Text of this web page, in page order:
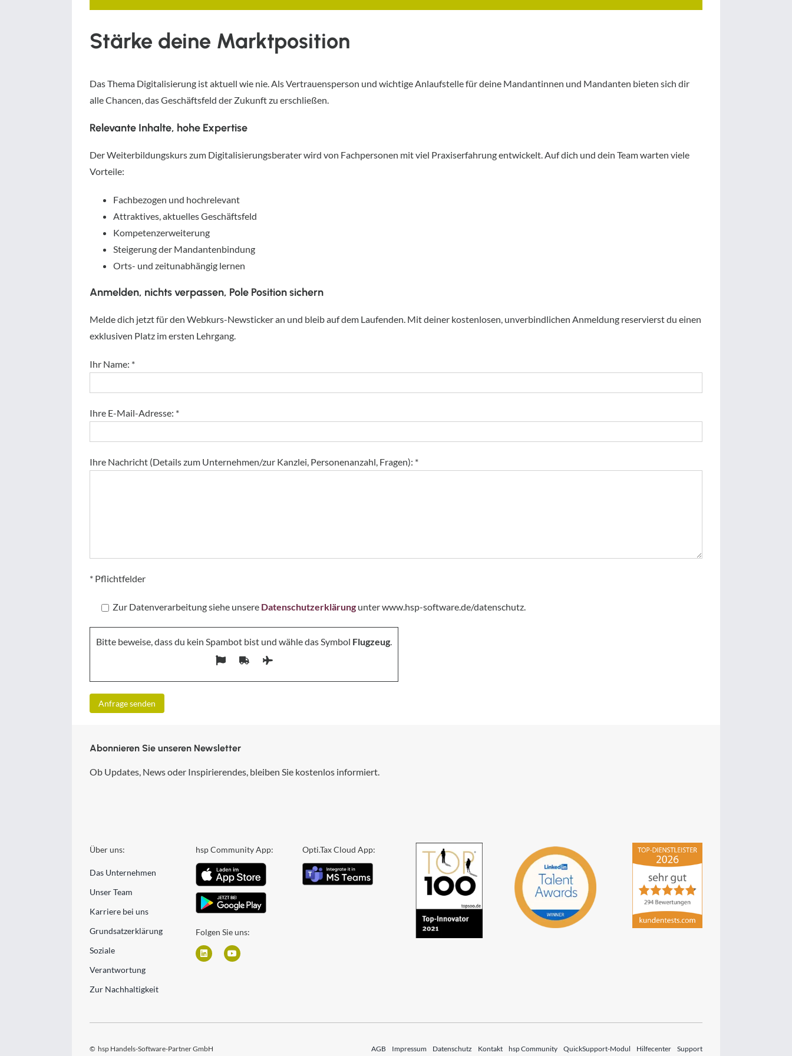
Stärke deine Marktposition
Das Thema Digitalisierung ist aktuell wie nie. Als Vertrauensperson und wichtige Anlaufstelle für deine Mandantinnen und Mandanten bieten sich dir
alle Chancen, das Geschäftsfeld der Zukunft zu erschließen.
Relevante Inhalte, hohe Expertise
Der Weiterbildungskurs zum Digitalisierungsberater wird von Fachpersonen mit viel Praxiserfahrung entwickelt. Auf dich und dein Team warten viele
Vorteile:
Fachbezogen und hochrelevant
Attraktives, aktuelles Geschäftsfeld
Kompetenzerweiterung
Steigerung der Mandantenbindung
Orts- und zeitunabhängig lernen
Anmelden, nichts verpassen, Pole Position sichern
Melde dich jetzt für den Webkurs-Newsticker an und bleib auf dem Laufenden. Mit deiner kostenlosen, unverbindlichen Anmeldung reservierst du einen
exklusiven Platz im ersten Lehrgang.
Ihr Name: *
Ihre E-Mail-Adresse: *
Ihre Nachricht (Details zum Unternehmen/zur Kanzlei, Personenanzahl, Fragen): *
* Pflichtfelder
Zur Datenverarbeitung siehe unsere Datenschutzerklärung unter www.hsp-software.de/datenschutz.
Bitte beweise, dass du kein Spambot bist und wähle das Symbol Flugzeug
Abonnieren Sie unseren Newsletter
Ob Updates, News oder Inspirierendes, bleiben Sie kostenlos informiert.
Über uns:
Das Unternehmen
Unser Team
Karriere bei uns
Grundsatzerklärung
Soziale
Verantwortung
Zur Nachhaltigkeit
hsp Community App:
Folgen Sie uns:
Opti.Tax Cloud App:
© hsp Handels-Software-Partner GmbH AGB Impressum Datenschutz Kontakt hsp Community QuickSupport-Modul Hilfecenter Support